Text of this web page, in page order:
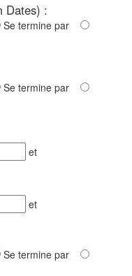
Dates) :
Se termine par
Se termine par
et
et
Se termine par